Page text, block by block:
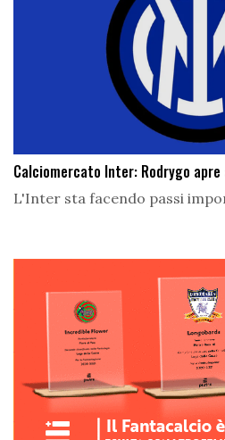
Calciomercato Inter: Rodrygo
L'Inter sta facendo passi